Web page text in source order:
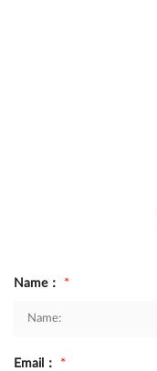
Name： *
Email： *